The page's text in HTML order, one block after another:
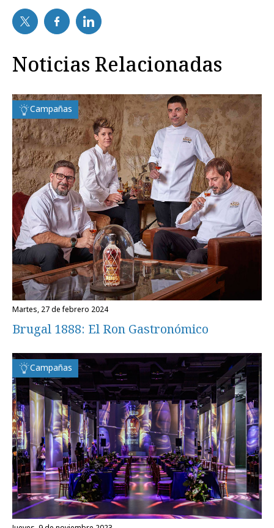
Noticias Relacionadas
Campañas
martes, 27 de febrero 2024
Brugal 1888: El Ron Gastronómico
Campañas